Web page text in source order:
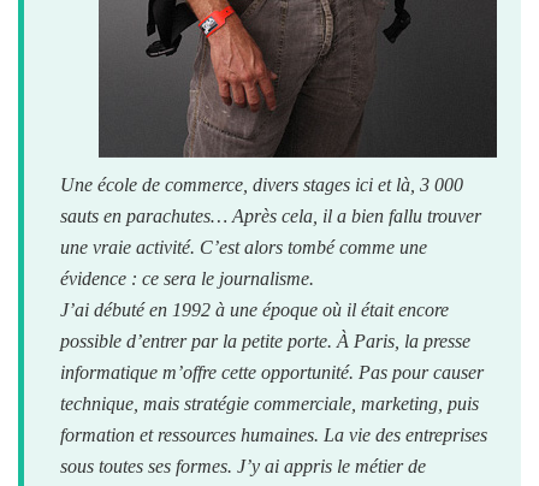
Une école de commerce, divers stages ici et là, 3 000
sauts en parachutes… Après cela, il a bien fallu trouver
une vraie activité. C’est alors tombé comme une
évidence : ce sera le journalisme.
J’ai débuté en 1992 à une époque où il était encore
possible d’entrer par la petite porte. À Paris, la presse
informatique m’offre cette opportunité. Pas pour causer
technique, mais stratégie commerciale, marketing, puis
formation et ressources humaines. La vie des entreprises
sous toutes ses formes. J’y ai appris le métier de